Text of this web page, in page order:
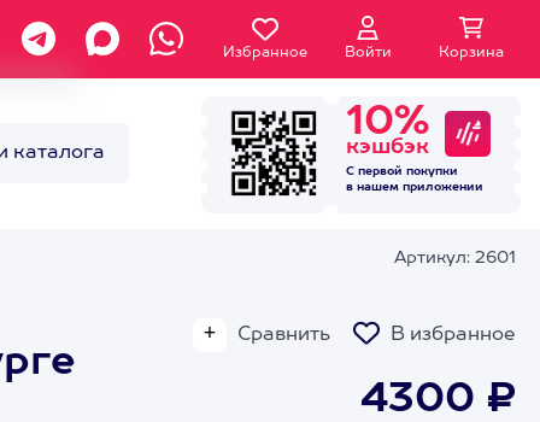
Избранное Войти Корзина
каталога
10%
кэшбэк
С первой покупки
в нашем приложении
Артикул: 2601
Сравнить В избранное
4300 ₽